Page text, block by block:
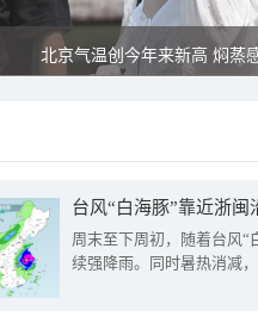
北京气温创今年来新高 焖蒸
台风“白海豚”靠近浙
周末至下周初，随着台风“
续强降雨。同时暑热消减